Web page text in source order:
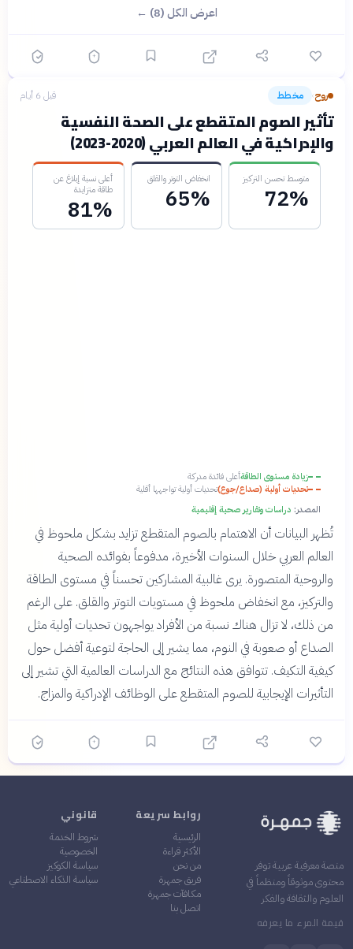
اعرض الكل (8) ←
روح› مخطط قبل 6 أيام
تأثير الصوم المتقطع على الصحة النفسية
والإدراكية في العالم العربي (2020-2023)
متوسط تحسن التركيز
72%
انخفاض التوتر والقلق
65%
أعلى نسبة إبلاغ عن
طاقة متزايدة
81%
زيادة مستوى الطاقةأعلى فائدة مدركة
تحديات أولية (صداع/جوع)تحديات أولية تواجهها أقلية
المصدر: دراسات وتقارير صحية إقليمية
تُظهر البيانات أن الاهتمام بالصوم المتقطع تزايد بشكل ملحوظ في
العالم العربي خلال السنوات الأخيرة، مدفوعاً بفوائده الصحية
والروحية المتصورة. يرى غالبية المشاركين تحسناً في مستوى الطاقة
والتركيز، مع انخفاض ملحوظ في مستويات التوتر والقلق. على الرغم
من ذلك، لا تزال هناك نسبة من الأفراد يواجهون تحديات أولية مثل
الصداع أو صعوبة في النوم، مما يشير إلى الحاجة لتوعية أفضل حول
كيفية التكيف. تتوافق هذه النتائج مع الدراسات العالمية التي تشير إلى
التأثيرات الإيجابية للصوم المتقطع على الوظائف الإدراكية والمزاج.
منصة معرفية عربية توفر
محتوى موثوقاً ومنظماً في
العلوم والثقافة والفكر
قيمة المرء ما يعرفه
روابط سريعة
الرئيسية
الأكثر قراءة
من نحن
فريق جمهرة
مكافآت جمهرة
اتصل بنا
قانوني
شروط الخدمة
الخصوصية
سياسة الكوكيز
سياسة الذكاء الاصطناعي